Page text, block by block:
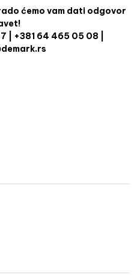
ćemo vam dati odgovor
| +381 64 465 05 08 |